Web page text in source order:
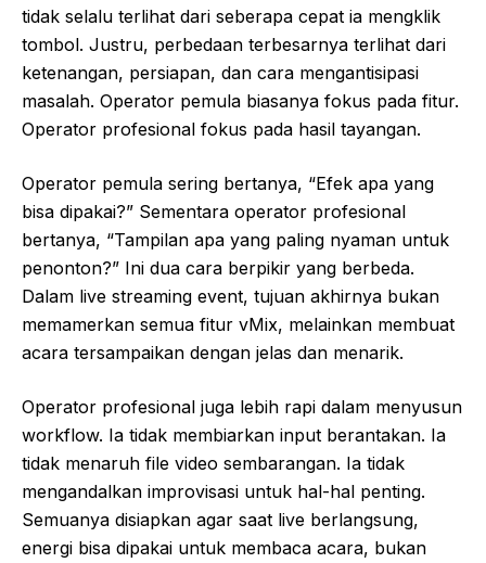
tidak selalu terlihat dari seberapa cepat ia mengklik
tombol. Justru, perbedaan terbesarnya terlihat dari
ketenangan, persiapan, dan cara mengantisipasi
masalah. Operator pemula biasanya fokus pada fitur.
Operator profesional fokus pada hasil tayangan.
Operator pemula sering bertanya, “Efek apa yang
bisa dipakai?” Sementara operator profesional
bertanya, “Tampilan apa yang paling nyaman untuk
penonton?” Ini dua cara berpikir yang berbeda.
Dalam live streaming event, tujuan akhirnya bukan
memamerkan semua fitur vMix, melainkan membuat
acara tersampaikan dengan jelas dan menarik.
Operator profesional juga lebih rapi dalam menyusun
workflow. Ia tidak membiarkan input berantakan. Ia
tidak menaruh file video sembarangan. Ia tidak
mengandalkan improvisasi untuk hal-hal penting.
Semuanya disiapkan agar saat live berlangsung,
energi bisa dipakai untuk membaca acara, bukan